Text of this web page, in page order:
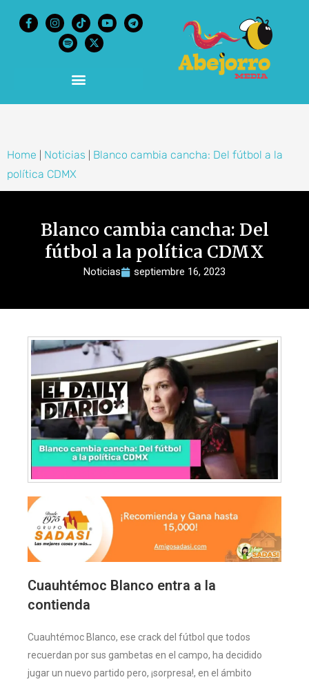
Home Noticias
Blanco cambia cancha: Del fútbol a la
política CDMX
Blanco cambia cancha: Del
fútbol a la política CDMX
Noticias septiembre 16, 2023
Cuauhtémoc Blanco entra a la
contienda
Cuauhtémoc Blanco, ese crack del fútbol que todos
recuerdan por sus gambetas en el campo, ha decidido
jugar un nuevo partido pero, ¡sorpresa!, en el ámbito